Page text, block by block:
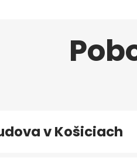
v Košiciach